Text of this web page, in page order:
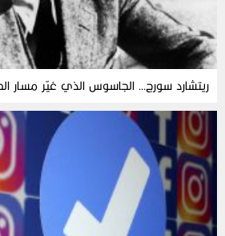
ريتشارد سورج… الجاسوس الذي غيّر مسار